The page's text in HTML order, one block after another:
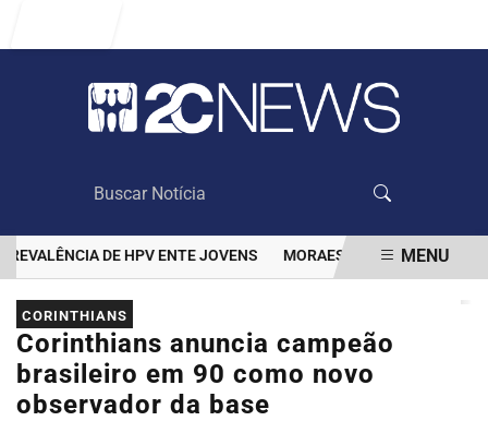
DE HPV ENTE JOVENS MORAES DÁ 48 HORAS PARA
EM ALTA
MENU
CORINTHIANS
Corinthians anuncia campeão
brasileiro em 90 como novo
observador da base